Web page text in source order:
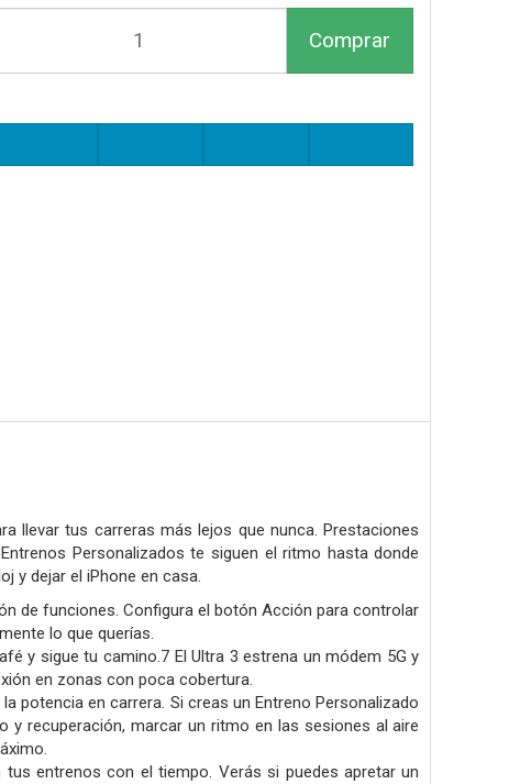
Comprar
llevar tus carreras más lejos que nunca. Prestaciones
Personalizados te siguen el ritmo hasta donde
y dejar el iPhone en casa.
de funciones. Configura el botón Acción para controlar
lo que querías.
y sigue tu camino.7 El Ultra 3 estrena un módem 5G y
en zonas con poca cobertura.
potencia en carrera. Si creas un Entreno Personalizado
recuperación, marcar un ritmo en las sesiones al aire
entrenos con el tiempo. Verás si puedes apretar un